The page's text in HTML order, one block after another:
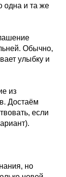
одна и та же
Обычно,
улыбку и
из
Достаём
если
но